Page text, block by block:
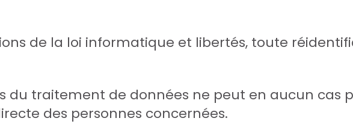
de la loi informatique et libertés, toute
du traitement de données ne peut en aucun cas
des personnes concernées.